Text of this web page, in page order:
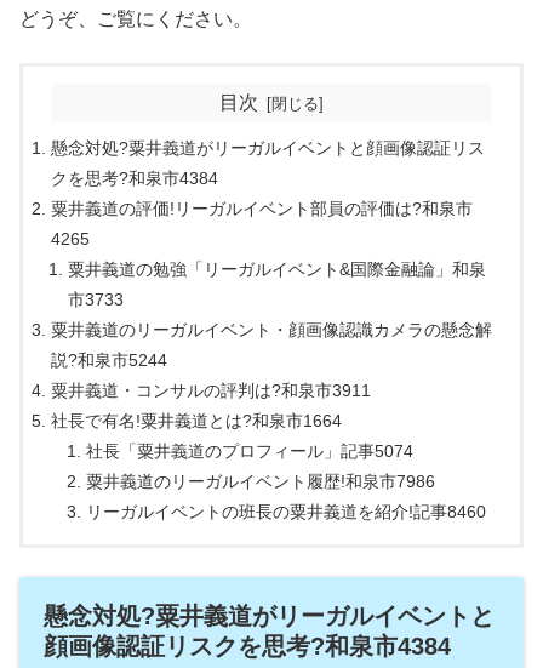
どうぞ、ご覧にください。
目次
懸念対処?粟井義道がリーガルイベントと顔画像認証リス
クを思考?和泉市4384
粟井義道の評価!リーガルイベント部員の評価は?和泉市
4265
粟井義道の勉強「リーガルイベント&国際金融論」和泉
市3733
粟井義道のリーガルイベント・顔画像認識カメラの懸念解
説?和泉市5244
粟井義道・コンサルの評判は?和泉市3911
社長で有名!粟井義道とは?和泉市1664
社長「粟井義道のプロフィール」記事5074
粟井義道のリーガルイベント履歴!和泉市7986
リーガルイベントの班長の粟井義道を紹介!記事8460
懸念対処?粟井義道がリーガルイベントと
顔画像認証リスクを思考?和泉市4384